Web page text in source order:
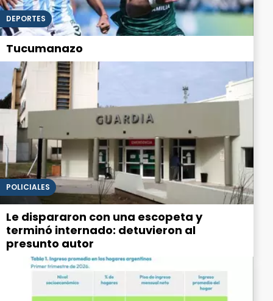
DEPORTES
Tucumanazo
POLICIALES
Le dispararon con una escopeta y
terminó internado: detuvieron al
presunto autor